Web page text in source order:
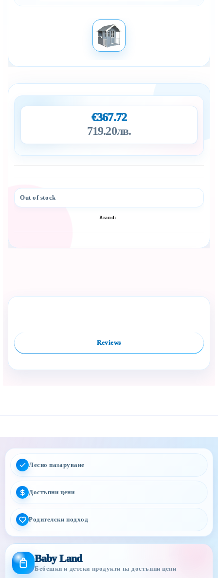
€367.72
719.20лв.
Out of stock
Brand:
Reviews
Лесно пазаруване
Достъпни цени
Родителски подход
Baby Land
Бебешки и детски продукти на достъпни цени